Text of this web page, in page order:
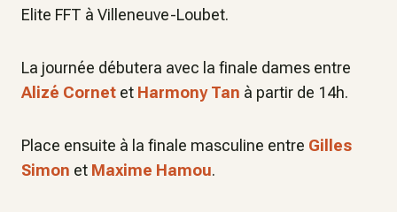
Elite FFT à Villeneuve-Loubet.
La journée débutera avec la finale dames entre
Alizé Cornet et Harmony Tan à partir de 14h.
Place ensuite à la finale masculine entre Gilles
Simon et Maxime Hamou.